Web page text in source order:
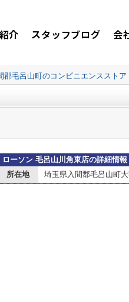
介 スタッフブログ 会
郡毛呂山町のコンビニエンスストア
ローソン 毛呂山川角東店の詳細情報
所在地
埼玉県入間郡毛呂山町